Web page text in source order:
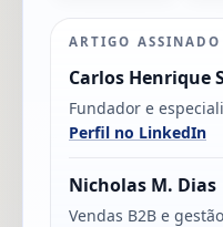
ARTIGO ASSINADO
Carlos Henrique
Fundador e
Perfil no LinkedIn
Nicholas M. Dias
Vendas B2B e